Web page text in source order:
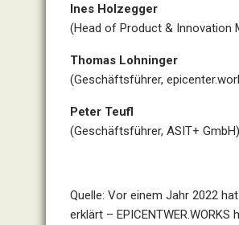
Ines Holzegger
(Head of Product & Innovation
Thomas Lohninger
(Geschäftsführer,
Peter Teufl
(Geschäftsführer, ASIT+ GmbH)
Quelle: Vor einem Jahr 2022
erklärt – EPICENTWER.WORKS